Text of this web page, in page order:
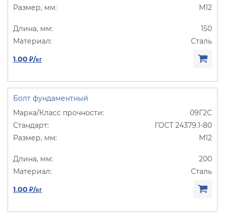
М12
150
Сталь
1.00 ₽/кг
Болт фундаментный
09Г2С
ГОСТ 24379.1-80
М12
200
Сталь
1.00 ₽/кг